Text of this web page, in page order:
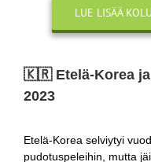
LUE LISÄÄ
🇰🇷​ Etelä-Korea
2023
Etelä-Korea selviytyi
pudotuspeleihin, mutta